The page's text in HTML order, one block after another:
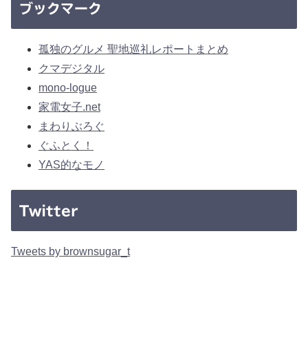
ブックマーク
孤独のグルメ 聖地巡礼レポートまとめ
クマデジタル
mono-logue
家電女子.net
まわりぶろぐ
ぐふとく！
YAS的なモノ
Twitter
Tweets by brownsugar_t